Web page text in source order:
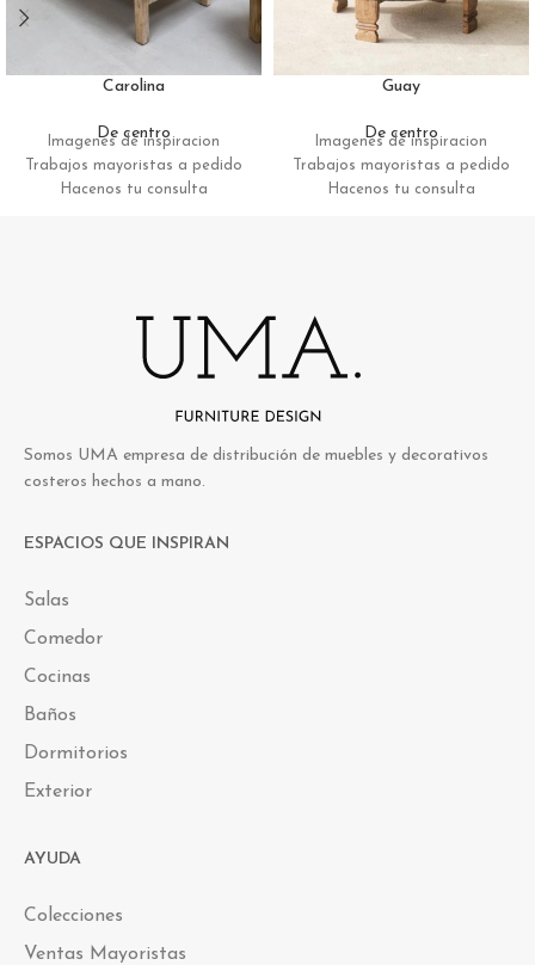
Carolina
De centro
Imagenes de inspiracion
Trabajos mayoristas a pedido
Hacenos tu consulta
Guay
De centro
Imagenes de inspiracion
Trabajos mayoristas a pedido
Hacenos tu consulta
Somos UMA empresa de distribución de muebles y decorativos
costeros hechos a mano.
ESPACIOS QUE INSPIRAN
Salas
Comedor
Cocinas
Baños
Dormitorios
Exterior
AYUDA
Colecciones
Ventas Mayoristas